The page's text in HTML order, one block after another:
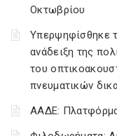
Οκτωβρίου
Υπερψηφίσθηκε
ανάδειξη της
του
πνευματικών
ΑΑΔΕ: